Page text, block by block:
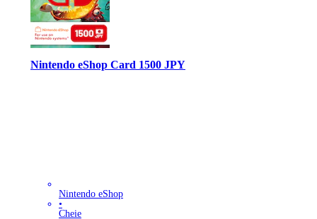
Nintendo eShop Card 1500 JPY
Nintendo eShop
•
Cheie